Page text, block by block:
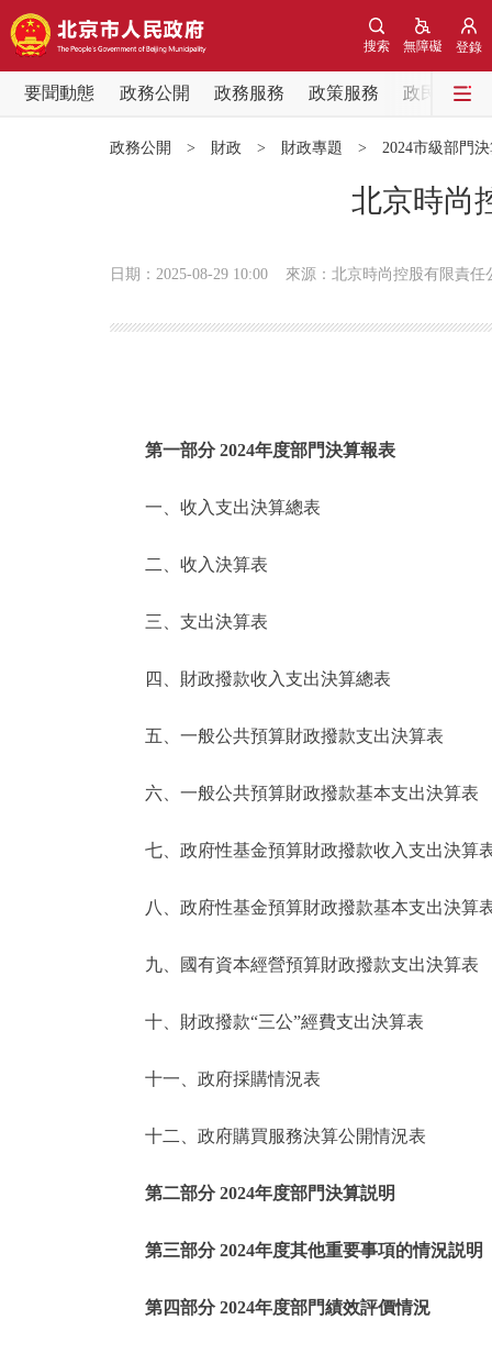
登錄
無障礙
搜索
要聞動態 政務公開 政務服務 政策服務
政民互動
便民服務
仲介服務
政民互動
12345網上接訴即辦
參與調查
走進北京
北京概況
綠色北京
ENGLISH
政務公開 > 財政 > 財政專題 > 2024市級部門
北京時尚
日期：2025-08-29 10:00 來源：北京時尚控股有限責任
第一部分 2024年度部門決算報表
一、收入支出決算總表
二、收入決算表
三、支出決算表
四、財政撥款收入支出決算總表
五、一般公共預算財政撥款支出決算表
六、一般公共預算財政撥款基本支出決算表
七、政府性基金預算財政撥款收入支出決算
八、政府性基金預算財政撥款基本支出決算
九、國有資本經營預算財政撥款支出決算表
十、財政撥款“三公”經費支出決算表
十一、政府採購情況表
十二、政府購買服務決算公開情況表
第二部分 2024年度部門決算説明
第三部分 2024年度其他重要事項的情況説明
第四部分 2024年度部門績效評價情況